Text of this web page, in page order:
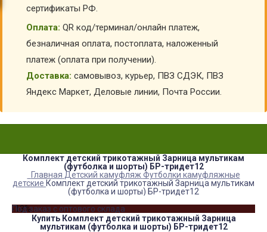
сертификаты РФ.
Оплата: QR код/терминал/онлайн платеж,
безналичная оплата, постоплата, наложенный
платеж (оплата при получении).
Доставка: самовывоз, курьер, ПВЗ СДЭК, ПВЗ
Яндекс Маркет, Деловые линии, Почта России.
Комплект детский трикотажный Зарница мультикам
(футболка и шорты) БР-тридет12
Главная Детский камуфляж Футболки камуфляжные
детские Комплект детский трикотажный Зарница мультикам
(футболка и шорты) БР-тридет12
-13%
Под заказ с оптового склада
Купить Комплект детский трикотажный Зарница
мультикам (футболка и шорты) БР-тридет12